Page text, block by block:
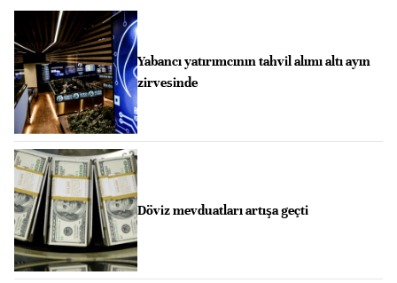
Yabancı yatırımcının tahvil alımı altı ayın
zirvesinde
Döviz mevduatları artışa geçti